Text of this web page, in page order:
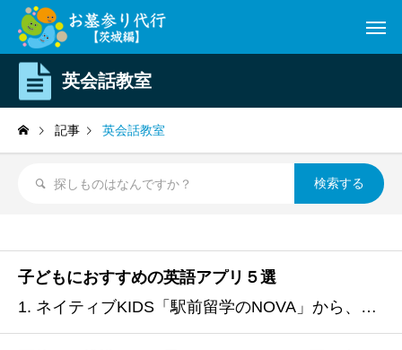
英会話教室
記事 英会話教室
子どもにおすすめの英語アプリ５選
1. ネイティブKIDS「駅前留学のNOVA」から、幼児～中学生まで学べる英語学習アプリが登場しました！ネイティブKIDSは、これからのお子様が求められる「使える英語」を身につけることができる、総合英語学習アプリです。ネイティブのこどもが英語を身につけるように、楽しみながら自然に